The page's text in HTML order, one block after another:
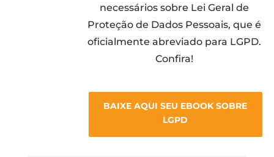
necessários sobre Lei Geral de
Proteção de Dados Pessoais, que é
oficialmente abreviado para LGPD.
Confira!
BAIXE AQUI SEU EBOOK SOBRE
LGPD